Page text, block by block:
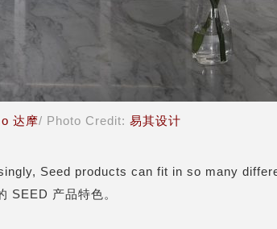
达摩/ Photo Credit: 易其设计
Seed products can fit in so many
SEED 产品特色。